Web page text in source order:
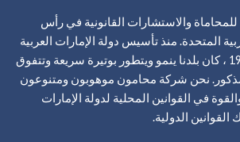
والاستشارات القانونية في رأس
المتحدة. منذ تأسيس دولة الإمارات العربية
المتحدة في العام 1971 ، كان بلدنا ينمو ويتطور بوتيرة سريعة وتتفوق
نحن شركة محامون موهوبون ومتنوعون
في القوانين المحلية لدولة الإمارات
القوانين الدولية.